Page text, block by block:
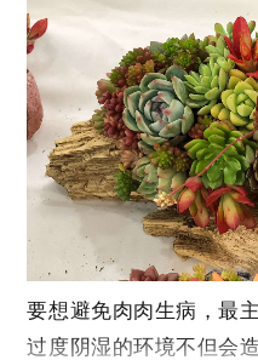
要想避免肉肉生病，最
过度阴湿的环境不但会